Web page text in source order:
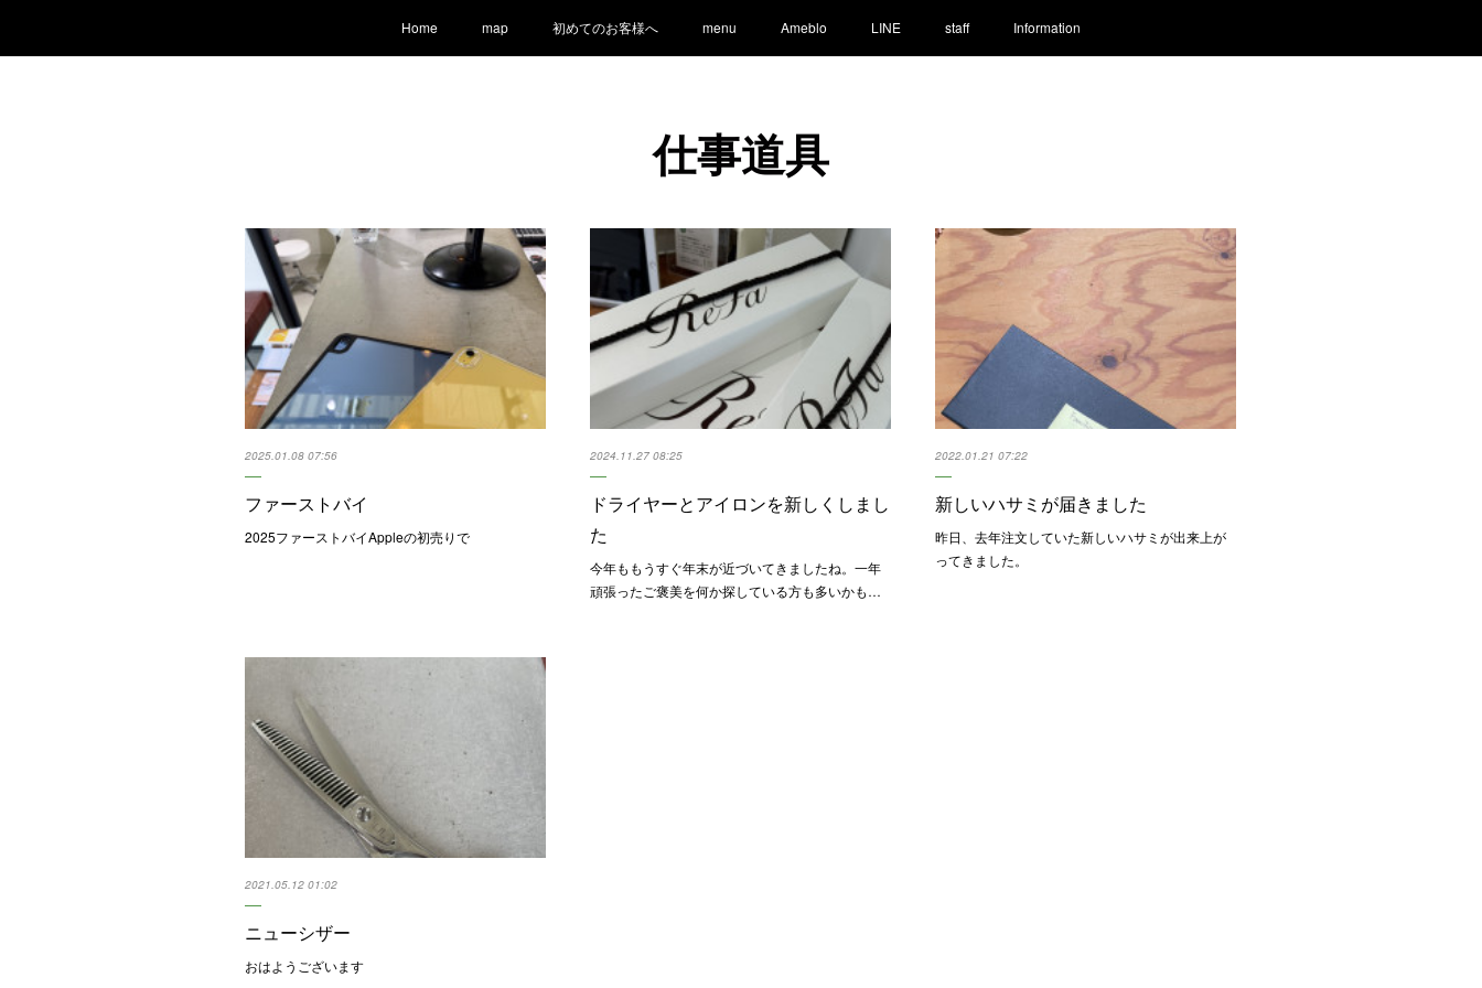
Home map 初めてのお客様へ menu Ameblo LINE staff Information
仕事道具
2025.01.08 07:56
ファーストバイ
2025ファーストバイAppleの初売りで
2024.11.27 08:25
ドライヤーとアイロンを新しくしまし
た
今年ももうすぐ年末が近づいてきましたね。一年
頑張ったご褒美を何か探している方も多いかも…
2022.01.21 07:22
新しいハサミが届きました
昨日、去年注文していた新しいハサミが出来上が
ってきました。
2021.05.12 01:02
ニューシザー
おはようございます